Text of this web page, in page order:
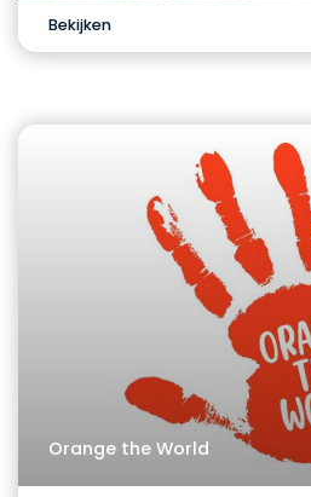
Bekijken
Orange the World